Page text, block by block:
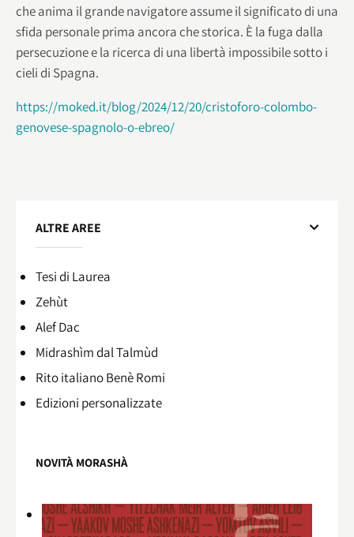
che anima il grande navigatore assume il significato di una
sfida personale prima ancora che storica. È la fuga dalla
persecuzione e la ricerca di una libertà impossibile sotto i
cieli di Spagna.
https://moked.it/blog/2024/12/20/cristoforo-colombo-
genovese-spagnolo-o-ebreo/
ALTRE AREE
Tesi di Laurea
Zehùt
Alef Dac
Midrashìm dal Talmùd
Rito italiano Benè Romi​
Edizioni personalizzate
NOVITÀ MORASHÀ